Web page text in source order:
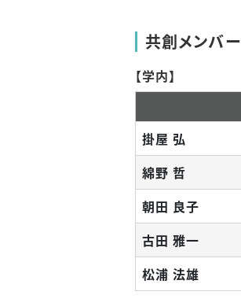
共創メンバー
【学内】
掛屋 弘
綿野 哲
朝田 良子
古田 雅一
松浦 法雄